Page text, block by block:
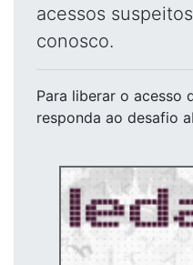
acessos
conosco.
Para liberar o acesso
responda ao desafio